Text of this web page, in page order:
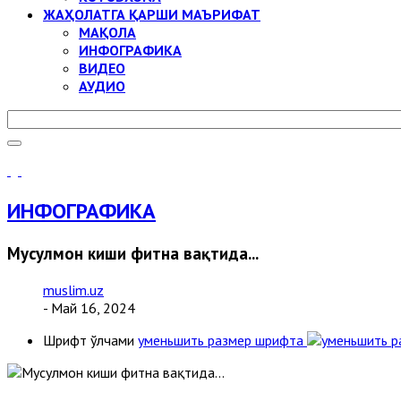
ЖАҲОЛАТГА ҚАРШИ МАЪРИФАТ
МАҚОЛА
ИНФОГРАФИКА
ВИДЕО
АУДИО
ИНФОГРАФИКА
Мусулмон киши фитна вақтида...
muslim.uz
- Май 16, 2024
Шрифт ўлчами уменьшить размер шрифта